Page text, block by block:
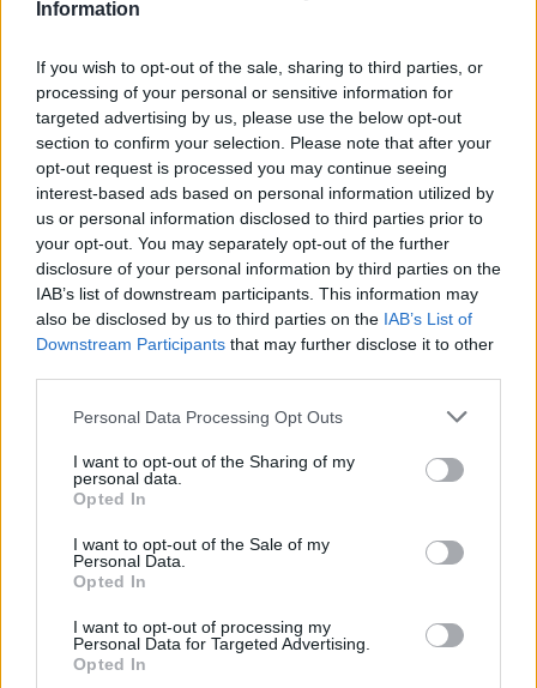
Information
If you wish to opt-out of the sale, sharing to third parties, or
processing of your personal or sensitive information for
targeted advertising by us, please use the below opt-out
section to confirm your selection. Please note that after your
opt-out request is processed you may continue seeing
interest-based ads based on personal information utilized by
us or personal information disclosed to third parties prior to
your opt-out. You may separately opt-out of the further
disclosure of your personal information by third parties on the
IAB’s list of downstream participants. This information may
also be disclosed by us to third parties on the IAB’s List of
Downstream Participants that may further disclose it to other
Personal Data Processing Opt Outs
I want to opt-out of the Sharing of my
personal data.
Opted In
I want to opt-out of the Sale of my
Personal Data.
Opted In
I want to opt-out of processing my
Personal Data for Targeted Advertising.
Opted In
Η υπόθεση ανέδειξε σοβαρές αδυναμίες στο
σύστημα εποπτείας της υποβοηθούμενης
αναπαραγωγής. Παρά το ότι από το 2007 ο
βελγικός νόμος περιορίζει τη χρήση